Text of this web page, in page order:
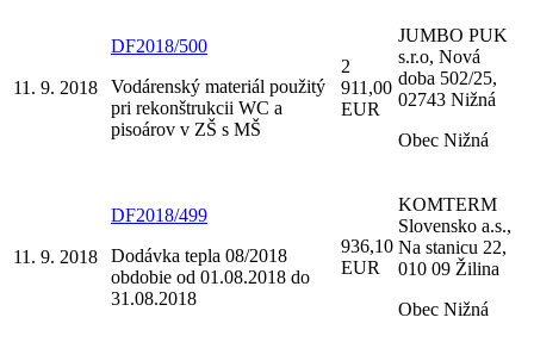
11. 9. 2018
DF2018/500
Vodárenský materiál použitý
pri rekonštrukcii WC a
pisoárov v ZŠ s MŠ
2
911,00
EUR
JUMBO PUK
s.r.o, Nová
doba 502/25,
02743 Nižná
Obec Nižná
11. 9. 2018
DF2018/499
Dodávka tepla 08/2018
obdobie od 01.08.2018 do
31.08.2018
936,10
EUR
KOMTERM
Slovensko a.s.,
Na stanicu 22,
010 09 Žilina
Obec Nižná